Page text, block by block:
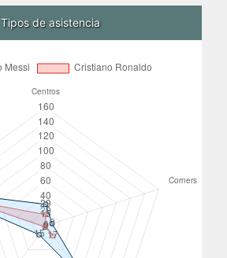
Tipos de asistencia